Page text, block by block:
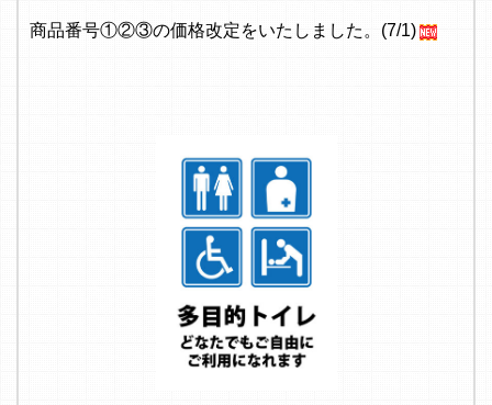
商品番号①②③の価格改定をいたしました。(7/1)